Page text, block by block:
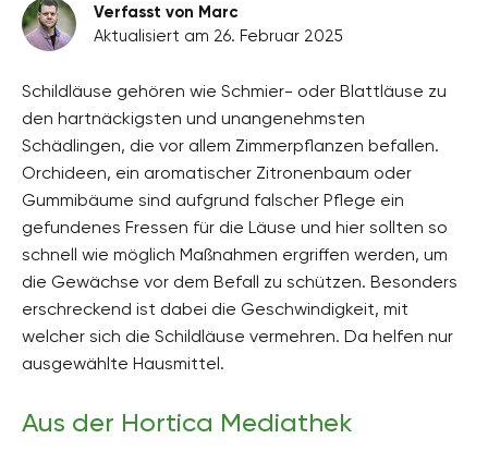
Verfasst von Marc
Aktualisiert am 26. Februar 2025
Schildläuse gehören wie Schmier- oder Blattläuse zu
den hartnäckigsten und unangenehmsten
Schädlingen, die vor allem Zimmerpflanzen befallen.
Orchideen, ein aromatischer Zitronenbaum oder
Gummibäume sind aufgrund falscher Pflege ein
gefundenes Fressen für die Läuse und hier sollten so
schnell wie möglich Maßnahmen ergriffen werden, um
die Gewächse vor dem Befall zu schützen. Besonders
erschreckend ist dabei die Geschwindigkeit, mit
welcher sich die Schildläuse vermehren. Da helfen nur
ausgewählte Hausmittel.
Aus der Hortica Mediathek